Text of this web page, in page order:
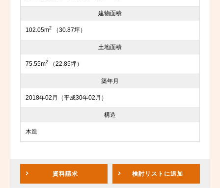
建物面積
102.05m2 （30.87坪）
土地面積
75.55m2 （22.85坪）
築年月
2018年02月（平成30年02月）
構造
木造
資料請求 検討リスト に追加